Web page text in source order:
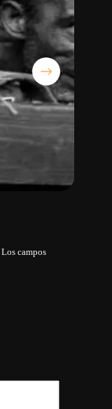
Los campos